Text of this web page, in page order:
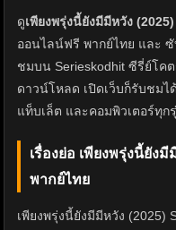
ดูเพียงพรุ่งนี้ยังมีมีหวัง
ออนไลน์ฟรี พากย์ไทย และ
ชมบน Serieskodhit ซีรี่ย์โค
ดาวน์โหลด เปิดเว็บก็รับชม
แท็บเล็ต และคอมพิวเตอร์ทุ
เรื่องย่อ เพียงพรุ่งนี้ยัง
พากย์ไทย
เพียงพรุ่งนี้ยังมีมีหวัง (2025)